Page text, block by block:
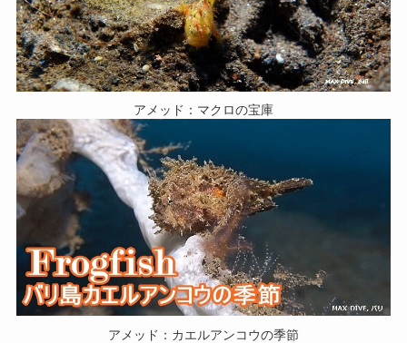
アメッド：マクロの宝庫
アメッド：カエルアンコウの季節